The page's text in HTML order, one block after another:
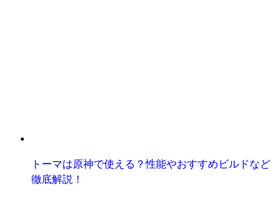
トーマは原神で使える？性能やおすすめビルドなど
徹底解説！